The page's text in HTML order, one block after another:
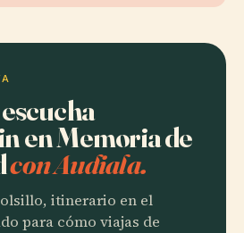
en Memoria de
con Audiala.
itinerario en el
para cómo viajas de